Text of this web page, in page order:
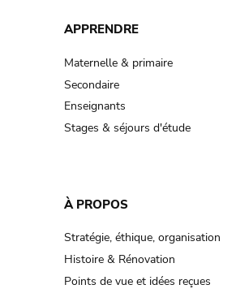
APPRENDRE
Maternelle & primaire
Secondaire
Enseignants
Stages & séjours d'étude
À PROPOS
Stratégie, éthique, organisation
Histoire & Rénovation
Points de vue et idées reçues